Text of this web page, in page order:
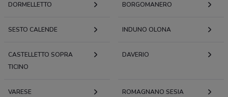
DORMELLETTO BORGOMANERO
SESTO CALENDE INDUNO OLONA
CASTELLETTO SOPRA
TICINO
DAVERIO
VARESE ROMAGNANO SESIA